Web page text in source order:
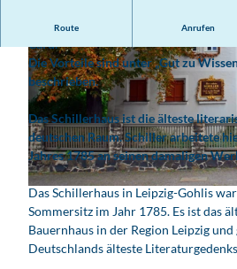
V
i
d
e
o
a
b
s
p
i
e
l
© www.leipzig.travel, Andreas Schmidt
Route Anrufen
Das Schillerhaus ist Partner der
Card.
Die Vorteile sind unter „Gut zu
beschrieben.
Das Schillerhaus ist die älteste
deutschen Raum. Schiller arbeitete
Jahres 1785 an seinen damaligen
Das Schillerhaus in Leipzig-Gohlis
Sommersitz im Jahr 1785. Es ist das
Bauernhaus in der Region Leipzig
Deutschlands älteste